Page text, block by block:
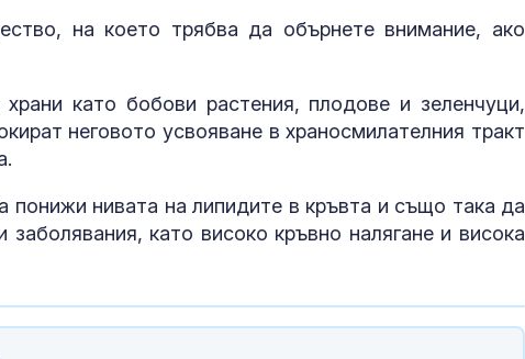
на което трябва да обърнете внимание, ако
като бобови растения, плодове и зеленчуци,
неговото усвояване в храносмилателния тракт
нивата на липидите в кръвта и също така да
като високо кръвно налягане и висока
на дрона
териториалната
цялост на Украйна и
близо до
споразумение за
Голям пожар край
Асеновград: